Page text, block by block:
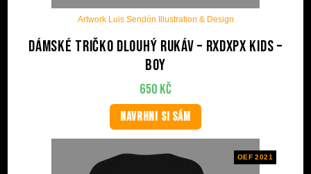
Artwork Luis Sendón Illustration & Design
Dámské tričko dlouhý rukáv – RxDxPx Kids –
Boy
650 Kč
NAVRHNI SI SÁM
OEF 2021